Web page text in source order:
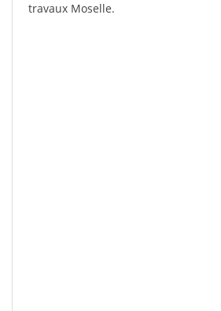
travaux Moselle.